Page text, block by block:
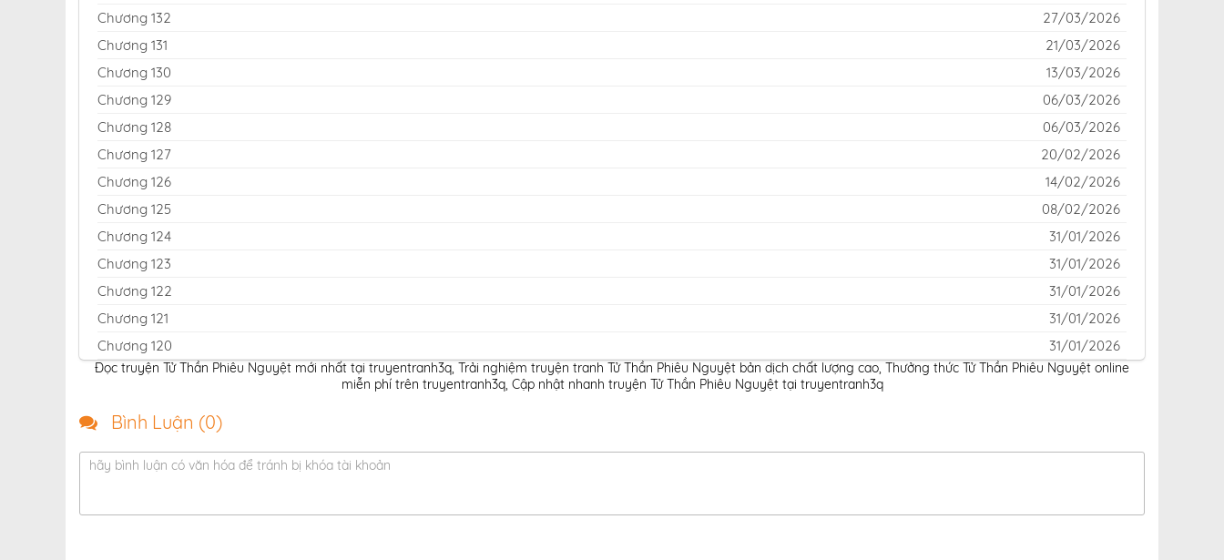
Chương 132
27/03/2026
Chương 131
21/03/2026
Chương 130
13/03/2026
Chương 129
06/03/2026
Chương 128
06/03/2026
Chương 127
20/02/2026
Chương 126
14/02/2026
Chương 125
08/02/2026
Chương 124
31/01/2026
Chương 123
31/01/2026
Chương 122
31/01/2026
Chương 121
31/01/2026
Chương 120
31/01/2026
Chương 119
31/01/2026
Chương 117
Chương 116
31/01/2026
Đọc truyện Tử Thần Phiêu Nguyệt mới nhất tại truyentranh3q, Trải nghiệm truyện tranh Tử Thần Phiêu Nguyệt bản dịch chất lượng cao, Thưởng thức Tử Thần Phiêu Nguyệt online
miễn phí trên truyentranh3q, Cập nhật nhanh truyện Tử Thần Phiêu Nguyệt tại truyentranh3q
Bình Luận (0)
hãy bình luận có văn hóa để tránh bị khóa tài khoản